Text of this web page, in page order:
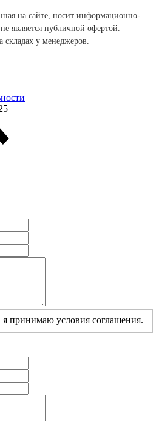
на сайте, носит информационно-
является публичной офертой.
складах у менеджеров.
принимаю условия соглашения.